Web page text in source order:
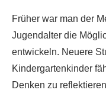
Früher war man der
Jugendalter die
entwickeln. Neuere
Kindergartenkinder
Denken zu